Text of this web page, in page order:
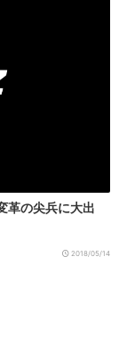
革の尖兵に大出
2018/05/14